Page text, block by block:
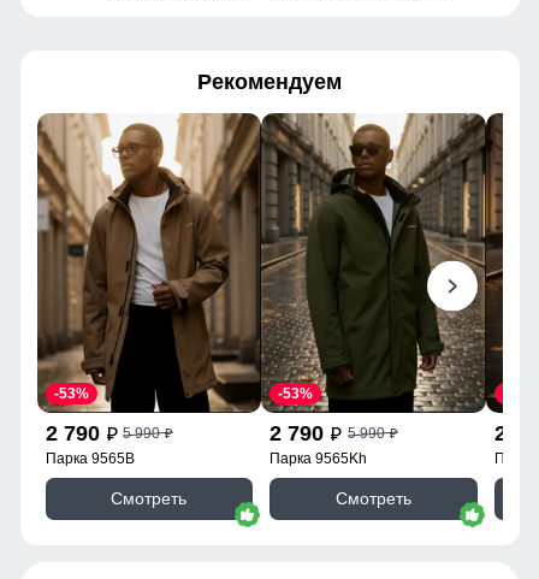
Рекомендуем
2 790 p 5 990p
-53%
Парка 9565B
Смотреть
2 790 p 5 990p
-53%
Парка 9565Kh
Смотреть
2